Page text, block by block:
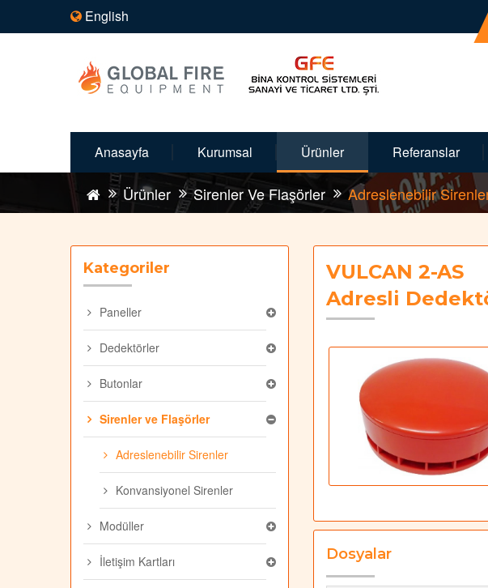
English
Anasayfa Kurumsal Ürünler Referanslar
Ürünler Sirenler Ve Flaşörler Adreslenebilir
Kategoriler
Paneller
Dedektörler
Butonlar
Sirenler ve Flaşörler
Adreslenebilir Sirenler
Konvansiyonel Sirenler
Modüller
İletişim Kartları
VULCAN 2-AS
Adresli
Dosyalar